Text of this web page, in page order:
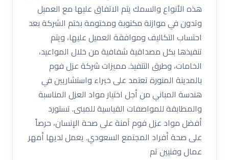
هذه الأنواع والسمك يتم الاتفاق عليها مع العميل
وتدون في موازنة مكتوبة ومختومة بختم الشركة بعد
احتساب التكاليف وموافقة العميل عليها، ويتم
تنفيذها بكل مصداقية شفافية من خلال المواعيد،
الخامات، وطرق التنفيذ. مميزات شركة عزل فوم
بالمدينة المنورة تعتمد على خبراء واستشاريين في
هندسة المباني من أجل اختيار مواد العزل المناسبة
والمطابقة للمواصفات القياسية للمبنى. تستورد
أفضل مواد عزل فوم آمنة على صحة الإنسان، حرصاً
على صحة أفراد المجتمع السعودي. يعمل لديها أمهر
عمال وفنيين تم